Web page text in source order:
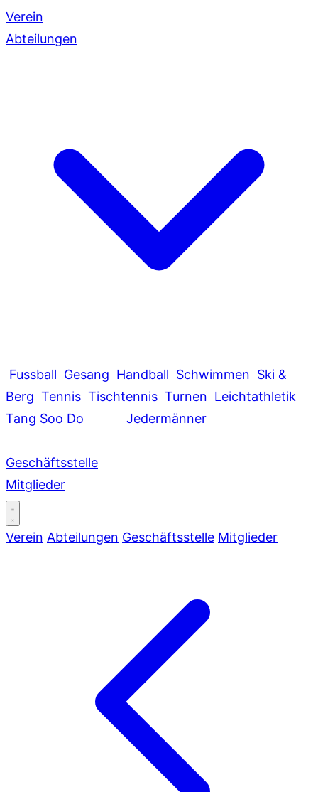
Verein
Abteilungen
Fussball Gesang Handball Schwimmen Ski &
Berg Tennis Tischtennis Turnen Leichtathletik
Tang Soo Do
Jedermänner
Geschäftsstelle
Mitglieder
Verein Abteilungen Geschäftsstelle Mitglieder